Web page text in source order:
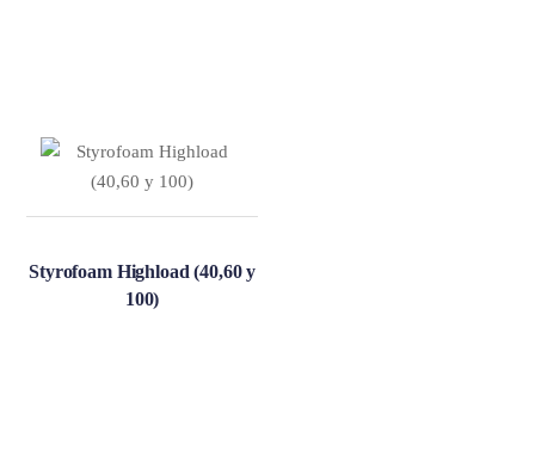
Styrofoam Highload (40,60 y
100)